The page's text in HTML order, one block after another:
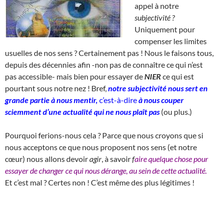
appel à notre
subjectivité ?
Uniquement pour
compenser les limites
usuelles de nos sens ? Certainement pas ! Nous le faisons tous,
depuis des décennies afin -non pas de connaître ce qui n’est
pas accessible- mais bien pour essayer deNIER ce qui est
pourtant sous notre nez ! Bref, notre subjectivité nous sert en
grande partie à nous mentir, c’est-à-direà nous couper
sciemment d’une actualité qui ne nous plaît pas(ou plus.)
Pourquoi ferions-nous cela ? Parce que nous croyons que si
nous acceptons ce que nous proposent nos sens (et notre
cœur) nous allons devoiragir , à savoirfaire quelque chose pour
essayer de changer ce qui nous dérange, au sein de cette actualité.
Et c’est mal ? Certes non ! C’est même des plus légitimes !